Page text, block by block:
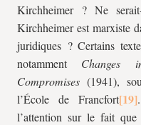
Kirchheimer ? Ne
Kirchheimer est marxiste
juridiques ? Certains
notamment Changes
Compromises (1941),
l’École de Francfort
l’attention sur le fait